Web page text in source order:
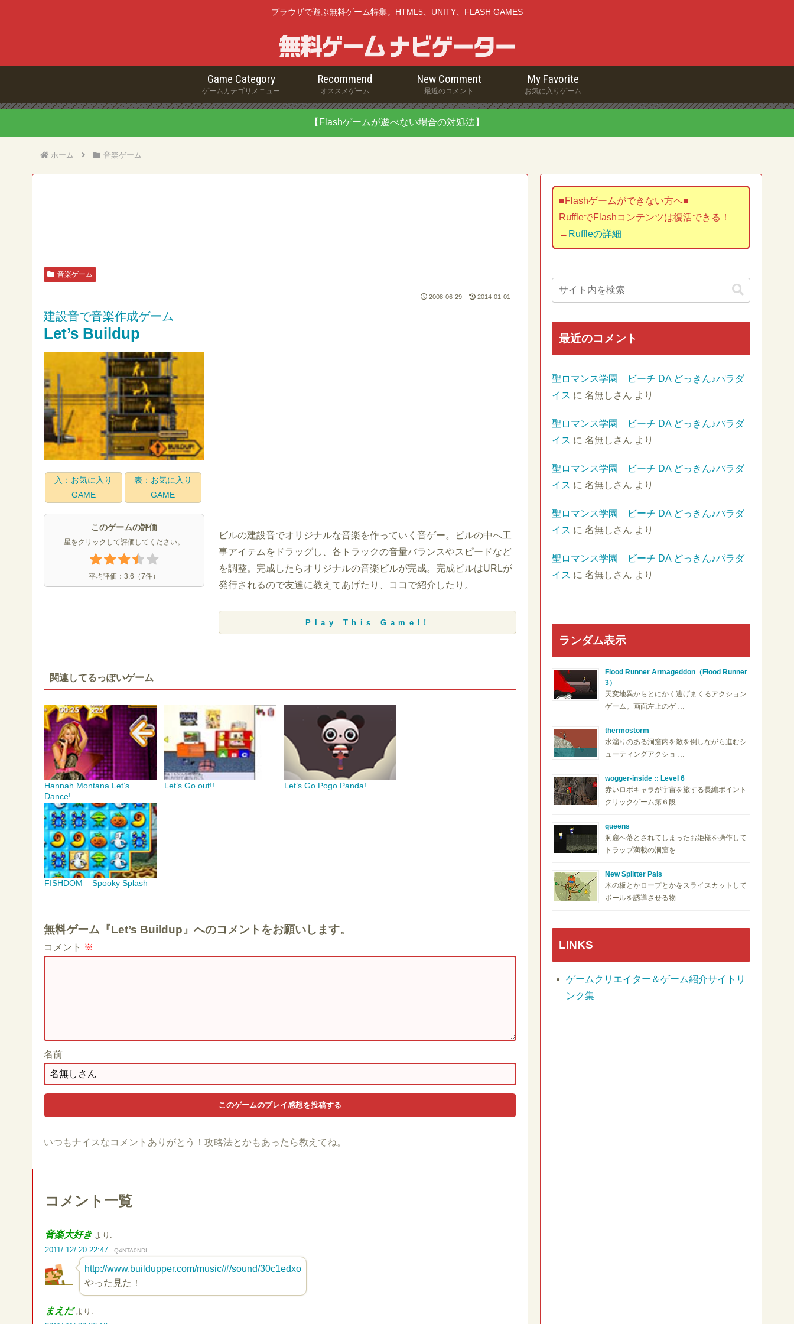
ブラウザで遊ぶ無料ゲーム特集。HTML5、UNITY、FLASH GAMES
Game Category
ゲームカテゴリメニュー
Recommend
オススメゲーム
New Comment
最近のコメント
My Favorite
お気に入りゲーム
【Flashゲームが遊べない場合の対処法】
ホーム 音楽ゲーム
音楽ゲーム
2008-06-29 2014-01-01
建設音で音楽作成ゲーム
Let’s Buildup
入：お気に入り
GAME
表：お気に入り
GAME
このゲームの評価
星をクリックして評価してください。
平均評価： 3.6 （7件）
ビルの建設音でオリジナルな音楽を作っていく音ゲー。ビルの中へ工
事アイテムをドラッグし、各トラックの音量バランスやスピードなど
を調整。完成したらオリジナルの音楽ビルが完成。完成ビルはURLが
発行されるので友達に教えてあげたり、ココで紹介したり。
Play This Game!!
関連してるっぽいゲーム
Hannah Montana Let’s
Dance!
Let’s Go out!! Let’s Go Pogo Panda!
FISHDOM – Spooky Splash
無料ゲーム『Let’s Buildup』へのコメントをお願いします。
コメント ※
名前
いつもナイスなコメントありがとう！攻略法とかもあったら教えてね。
コメント一覧
音楽大好き より:
2011/ 12/ 20 22:47
Q4NTA0NDI
http://www.buildupper.com/music/#/sound/30c1edxo
やった見た！
まえだ より:
■Flashゲームができない方へ■
RuffleでFlashコンテンツは復活できる！
→ Ruffleの詳細
最近のコメント
聖ロマンス学園 ビーチ DA どっきん♪パラダ
イス に 名無しさん より
聖ロマンス学園 ビーチ DA どっきん♪パラダ
イス に 名無しさん より
聖ロマンス学園 ビーチ DA どっきん♪パラダ
イス に 名無しさん より
聖ロマンス学園 ビーチ DA どっきん♪パラダ
イス に 名無しさん より
聖ロマンス学園 ビーチ DA どっきん♪パラダ
イス に 名無しさん より
ランダム表示
Flood Runner Armageddon（Flood Runner
3）
天変地異からとにかく逃げまくるアクション
ゲーム。画面左上のゲ …
thermostorm
水溜りのある洞窟内を敵を倒しながら進むシ
ューティングアクショ …
wogger-inside :: Level 6
赤いロボキャラが宇宙を旅する長編ポイント
クリックゲーム第６段 …
queens
洞窟へ落とされてしまったお姫様を操作して
トラップ満載の洞窟を …
New Splitter Pals
木の板とかロープとかをスライスカットして
ボールを誘導させる物 …
LINKS
ゲームクリエイター＆ゲーム紹介サイトリ
ンク集